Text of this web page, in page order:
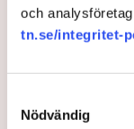
och
tn.se/integritet-
Nödvändig
De kraftiga
mot de nya
uppskov med
träda i kraft.